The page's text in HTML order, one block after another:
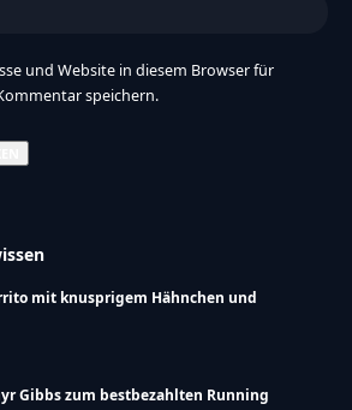
und Website in diesem Browser für
speichern.
mit knusprigem Hähnchen und
Gibbs zum bestbezahlten Running